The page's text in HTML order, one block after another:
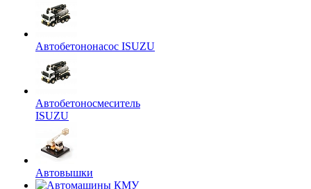
Автобетононасос ISUZU
Автобетоносмеситель
ISUZU
Автовышки